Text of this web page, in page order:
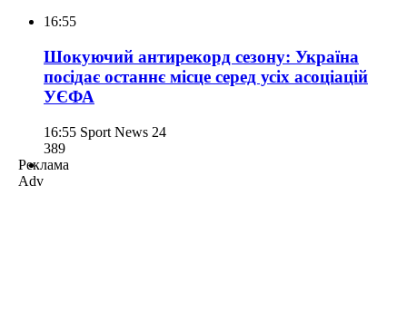
16:55
Шокуючий антирекорд сезону: Україна
посідає останнє місце серед усіх асоціацій
УЄФА
16:55 Sport News 24
389
Реклама
Adv